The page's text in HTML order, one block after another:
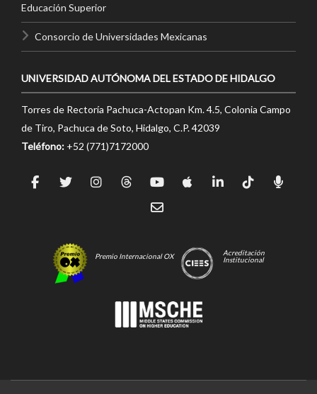
Educación Superior
Consorcio de Universidades Mexicanas
UNIVERSIDAD AUTÓNOMA DEL ESTADO DE HIDALGO
Torres de Rectoría Pachuca-Actopan Km. 4.5, Colonia Campo
de Tiro, Pachuca de Soto, Hidalgo, C.P. 42039
Teléfono: +52 (771)7172000
Premio Internacional OX
Acreditación
Institucional